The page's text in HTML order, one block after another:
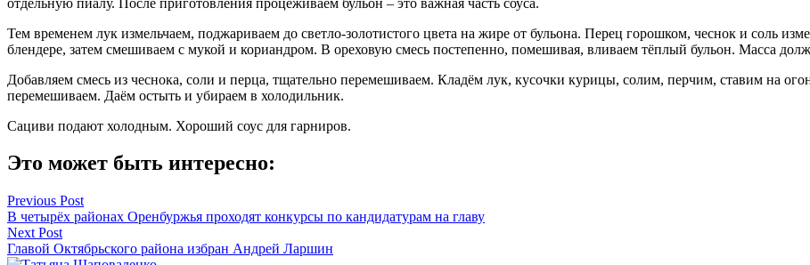
Тем временем лук измельчаем, под­жариваем до светло-золотистого цвета на жире от бульона. Перец горошком, чеснок и соль
блендере, затем смешиваем с му­кой и кориандром. В ореховую смесь постепенно, помешивая, вливаем тёплый бульон. Масса
Добавляем смесь из чеснока, соли и перца, тщательно перемешиваем. Кладём лук, кусочки курицы, солим, перчим, ставим на
перемешиваем. Даём остыть и уби­раем в холодильник.
Сациви подают холодным. Хороший соус для гарниров.
Это может быть интересно:
Навигация
по
записям
Previous Post
В четырёх районах Оренбуржья проходят конкурсы по кандидатурам на главу
Next Post
Главой Октябрьского района избран Андрей Ларшин